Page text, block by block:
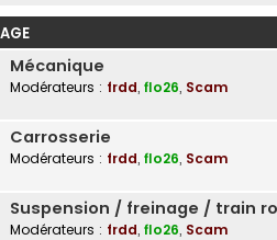
Mécanique
Modérateurs : frdd, flo26, Scam
Carrosserie
Modérateurs : frdd, flo26, Scam
Suspension / freinage / train
Modérateurs : frdd, flo26, Scam